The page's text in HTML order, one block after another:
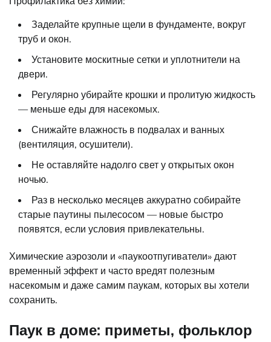
Заделайте крупные щели в фундаменте, вокруг
труб и окон.
Установите москитные сетки и уплотнители на
двери.
Регулярно убирайте крошки и пролитую жидкость
— меньше еды для насекомых.
Снижайте влажность в подвалах и ванных
(вентиляция, осушители).
Не оставляйте надолго свет у открытых окон
ночью.
Раз в несколько месяцев аккуратно собирайте
старые паутины пылесосом — новые быстро
появятся, если условия привлекательны.
Химические аэрозоли и «паукоотпугиватели» дают
временный эффект и часто вредят полезным
насекомым и даже самим паукам, которых вы хотели
сохранить.
Паук в доме: приметы, фольклор